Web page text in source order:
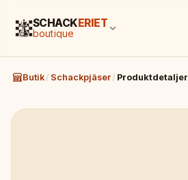
SCHACKERIET
boutique
Butik / Schackpjäser / Produktdetaljer